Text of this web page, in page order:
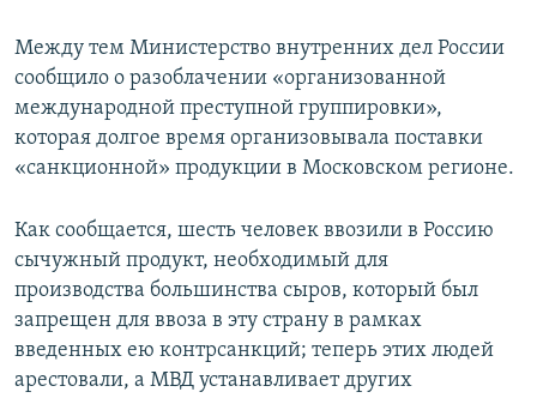
Между тем Министерство внутренних дел России
сообщило о разоблачении «организованной
международной преступной группировки»,
которая долгое время организовывала поставки
«санкционной» продукции в Московском регионе.
Как сообщается, шесть человек ввозили в Россию
сычужный продукт, необходимый для
производства большинства сыров, который был
запрещен для ввоза в эту страну в рамках
введенных ею контрсанкций; теперь этих людей
арестовали, а МВД устанавливает других